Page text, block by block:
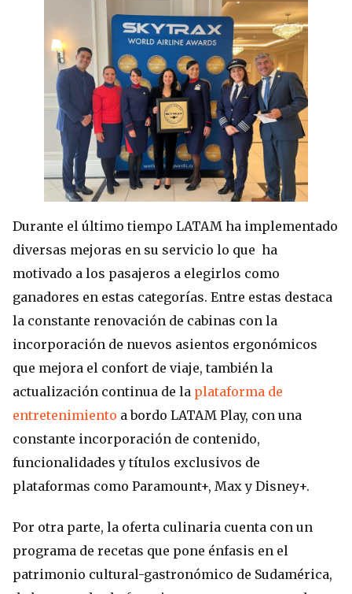
Durante el último tiempo LATAM ha implementado
diversas mejoras en su servicio lo que ha
motivado a los pasajeros a elegirlos como
ganadores en estas categorías. Entre estas destaca
la constante renovación de cabinas con la
incorporación de nuevos asientos ergonómicos
que mejora el confort de viaje, también la
actualización continua de la plataforma de
entretenimiento a bordo LATAM Play, con una
constante incorporación de contenido,
funcionalidades y títulos exclusivos de
plataformas como Paramount+, Max y Disney+.
Por otra parte, la oferta culinaria cuenta con un
programa de recetas que pone énfasis en el
patrimonio cultural-gastronómico de Sudamérica,